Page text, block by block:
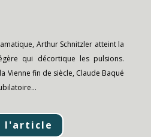
Arthur Schnitzler atteint la
qui décortique les pulsions.
Vienne fin de siècle, Claude Baqué
l'article